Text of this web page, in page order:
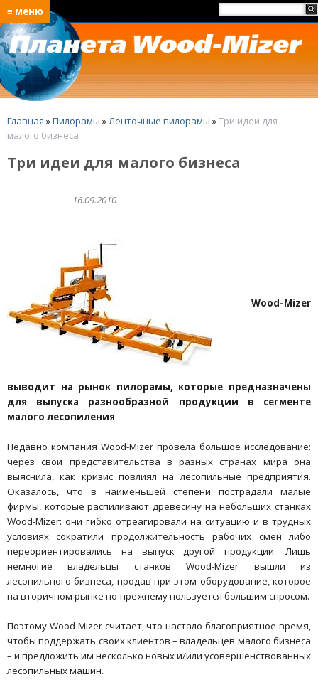
≡ меню
Главная »Пилорамы »Ленточные пилорамы »Три идеи для
малого бизнеса
Три идеи для малого бизнеса
16.09.2010
Wood-Mizer
выводит на рынок пилорамы, которые предназначены
для выпуска разнообразной продукции в сегменте
малого лесопиления.
Недавно компания Wood-Mizer провела большое исследование:
через свои представительства в разных странах мира она
выяснила, как кризис повлиял на лесопильные предприятия.
Оказалось, что в наименьшей степени пострадали малые
фирмы, которые распиливают древесину на небольших станках
Wood-Mizer: они гибко отреагировали на ситуацию и в трудных
условиях сократили продолжительность рабочих смен либо
переориентировались на выпуск другой продукции. Лишь
немногие владельцы станков Wood-Mizer вышли из
лесопильного бизнеса, продав при этом оборудование, которое
на вторичном рынке по-прежнему пользуется большим спросом.
Поэтому Wood-Mizer считает, что настало благоприятное время,
чтобы поддержать своих клиентов – владельцев малого бизнеса
– и предложить им несколько новых и/или усовершенствованных
лесопильных машин.